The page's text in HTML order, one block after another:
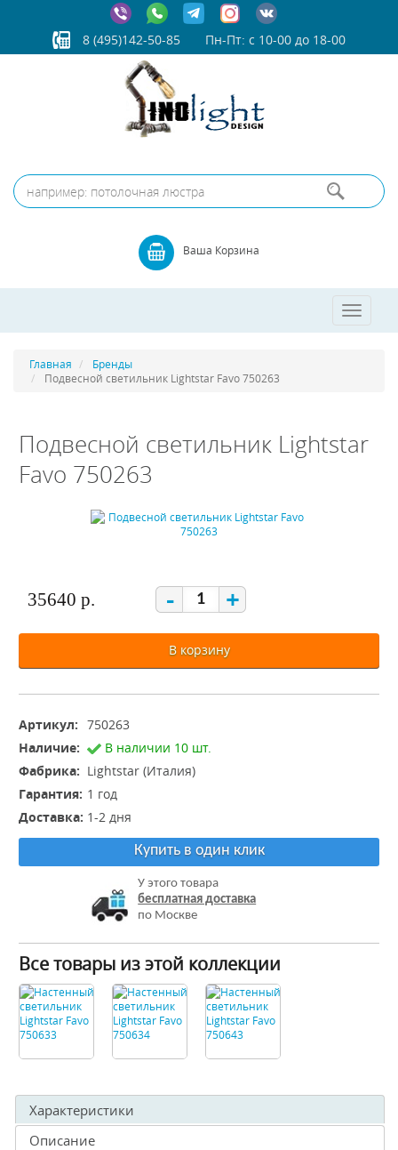
8 (495)142-50-85 Пн-Пт: с 10-00 до 18-00
Ваша Корзина
Toggle
Главная
Бренды
Подвесной светильник Lightstar Favo 750263
Подвесной светильник Lightstar
Favo 750263
35640 р. - +
В корзину
Артикул: 750263
Наличие:
В наличии 10 шт.
Фабрика: Lightstar (Италия)
Гарантия: 1 год
Доставка: 1-2 дня
Купить в один клик
У этого товара
бесплатная доставка
по Москве
Все товары из этой коллекции
Характеристики
Описание